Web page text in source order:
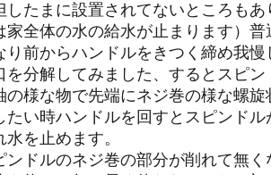
したまに設置されてないところも
家全体の水の給水が止まります）
り前からハンドルをきつく締め我慢
を分解してみました、するとスピ
の様な物で先端にネジ巻の様な螺
たい時ハンドルを回すとスピンド
を止めます。
ンドルのネジ巻の部分が削れて無く